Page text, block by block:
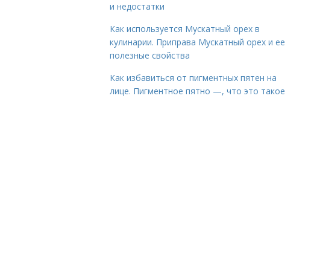
и недостатки
Как используется Мускатный орех в
кулинарии. Приправа Мускатный орех и ее
полезные свойства
Как избавиться от пигментных пятен на
лице. Пигментное пятно —, что это такое